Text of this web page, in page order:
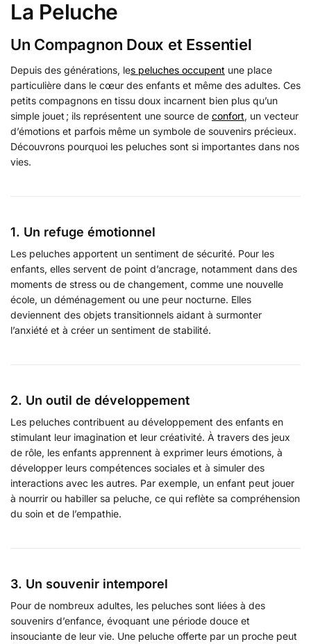
La Peluche
Un Compagnon Doux et Essentiel
Depuis des générations, les peluches occupent une place
particulière dans le cœur des enfants et même des adultes. Ces
petits compagnons en tissu doux incarnent bien plus qu’un
simple jouet ; ils représentent une source de confort, un vecteur
d’émotions et parfois même un symbole de souvenirs précieux.
Découvrons pourquoi les peluches sont si importantes dans nos
vies.
1. Un refuge émotionnel
Les peluches apportent un sentiment de sécurité. Pour les
enfants, elles servent de point d’ancrage, notamment dans des
moments de stress ou de changement, comme une nouvelle
école, un déménagement ou une peur nocturne. Elles
deviennent des objets transitionnels aidant à surmonter
l’anxiété et à créer un sentiment de stabilité.
2. Un outil de développement
Les peluches contribuent au développement des enfants en
stimulant leur imagination et leur créativité. À travers des jeux
de rôle, les enfants apprennent à exprimer leurs émotions, à
développer leurs compétences sociales et à simuler des
interactions avec les autres. Par exemple, un enfant peut jouer
à nourrir ou habiller sa peluche, ce qui reflète sa compréhension
du soin et de l’empathie.
3. Un souvenir intemporel
Pour de nombreux adultes, les peluches sont liées à des
souvenirs d’enfance, évoquant une période douce et
insouciante de leur vie. Une peluche offerte par un proche peut